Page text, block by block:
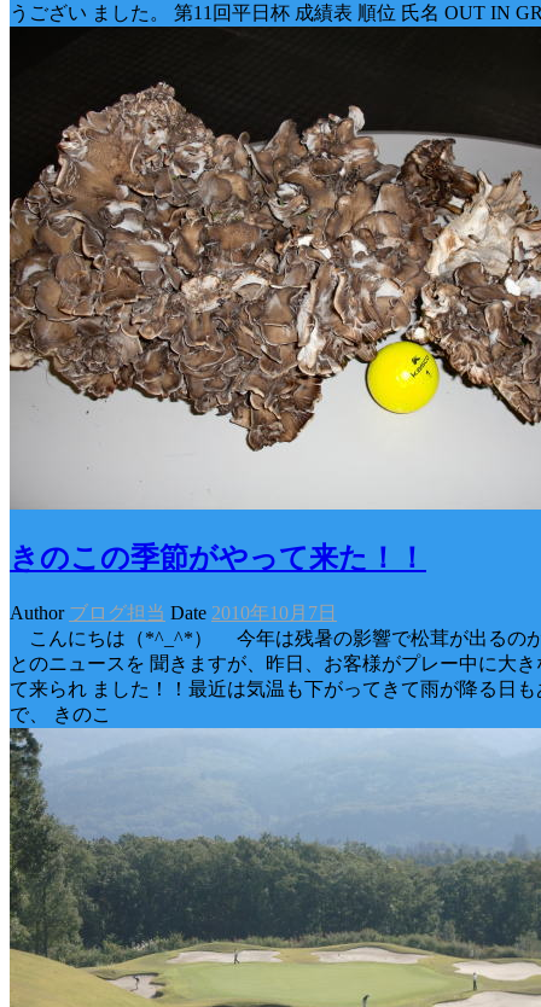
うござい ました。 第11回平日杯 成績表 順位 氏名 OUT IN
きのこの季節がやって来た！！
Author ブログ担当 Date 2010年10月7日
こんにちは（*^_^*） 今年は残暑の影響で松茸が出るの
とのニュースを 聞きますが、昨日、お客様がプレー中に大
て来られ ました！！最近は気温も下がってきて雨が降る日
で、 きのこ